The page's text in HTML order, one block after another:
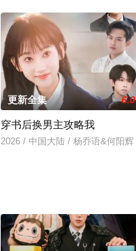
更新全集 6.0
穿书后换男主攻略我
2026 / 中国大陆 / 杨乔语&何阳辉